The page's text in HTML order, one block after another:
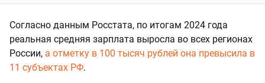
Согласно данным Росстата, по итогам 2024 года
реальная средняя зарплата выросла во всех регионах
России, а отметку в 100 тысяч рублей она превысила в
11 субъектах РФ.